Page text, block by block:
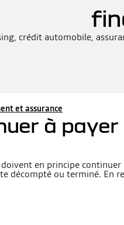
crédit automobile,
et assurance
à
en principe
décompté ou terminé. En